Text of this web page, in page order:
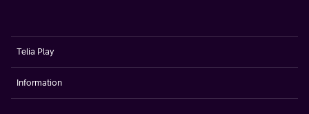
Telia Play
Information